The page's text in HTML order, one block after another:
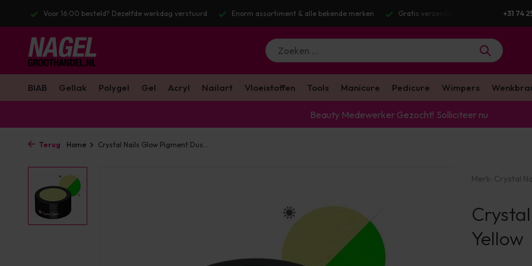
16:00 besteld? Dezelfde werkdag verstuurd Enorm assortiment & alle bekende merken Gratis verzending v.a. €100 excl. BTW Voor+31 74
BIAB Gellak Polygel Gel Acryl Nailart Vloeistoffen Tools Manicure Pedicure Wimpers
Beauty Medewerker Gezocht! Solliciteer nu
Terug Home Crystal Nails Glow Pigment Dus...
Merk: Crystal
Yellow